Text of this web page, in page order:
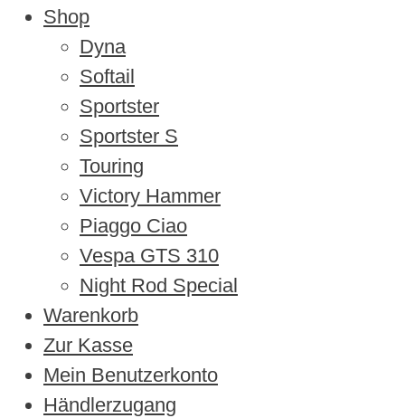
Shop
Dyna
Softail
Sportster
Sportster S
Touring
Victory Hammer
Piaggo Ciao
Vespa GTS 310
Night Rod Special
Warenkorb
Zur Kasse
Mein Benutzerkonto
Händlerzugang